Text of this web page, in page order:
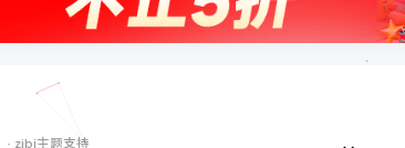
· zibi主题支持